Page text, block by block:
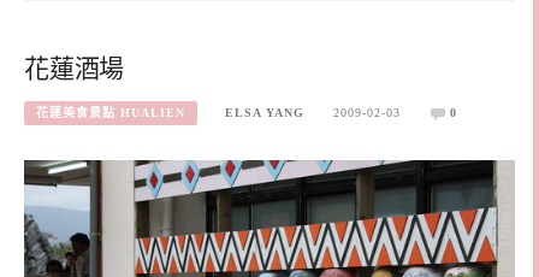
花蓮酒場
花蓮美食景點 HUALIEN ELSA YANG 2009-02-03 0